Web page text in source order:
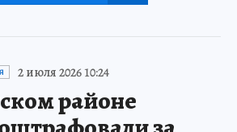
2 июля 2026 10:24
районе